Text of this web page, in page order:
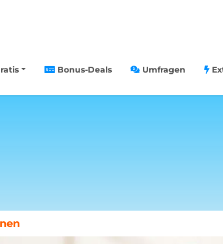
Bonus-Deals Umfragen
in Paris gewinnen